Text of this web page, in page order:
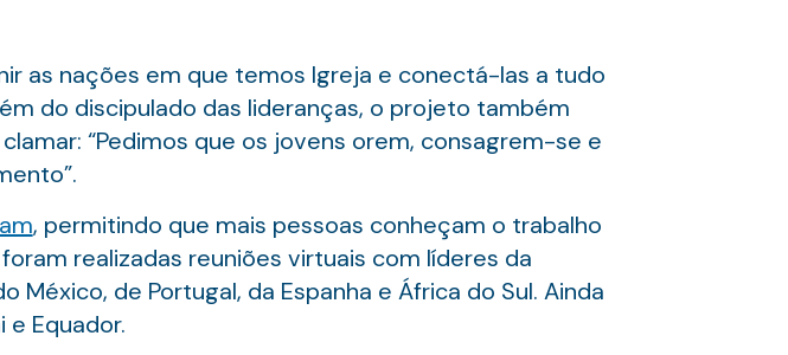
as nações em que temos Igreja e conectá-las a tudo
do discipulado das lideranças, o projeto também
“Pedimos que os jovens orem, consagrem-se e
, permitindo que mais pessoas conheçam o trabalho
realizadas reuniões virtuais com líderes da
México, de Portugal, da Espanha e África do Sul. Ainda
Equador.